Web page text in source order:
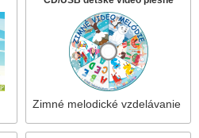
Zimné melodické vzdelávanie